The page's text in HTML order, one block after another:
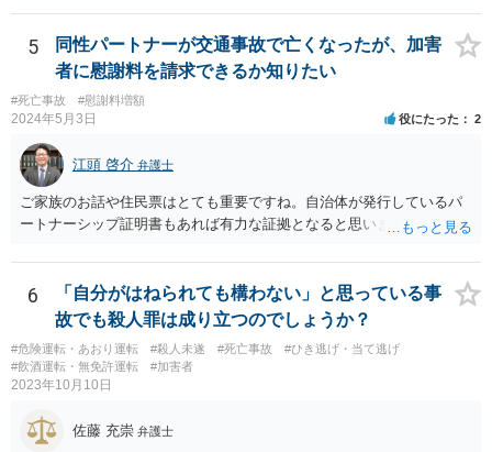
７頁）。つまり、総合判断が必要になります。
との示談交渉、刑事裁判への参加（被害者参加制度）、損害賠償請求
などを代理で行い、被害者や遺族の心理的負担を軽減する役割を担い
ます。 なお、都道府県によっては弁護士会事務局を通して、弁護士会
の被害者支援委員会が窓口となることもあります。 ご依頼の弁護士さ
んと相談された上で、ご参考ください。
5
同性パートナーが交通事故で亡くなったが、加害
者に慰謝料を請求できるか知りたい
#死亡事故 #慰謝料増額
2024年5月3日 役にたった 2
江頭 啓介 弁護士
ご家族のお話や住民票はとても重要ですね。自治体が発行しているパ
ートナーシップ証明書もあれば有力な証拠となると思います。
6
「自分がはねられても構わない」と思っている事
故でも殺人罪は成り立つのでしょうか？
#危険運転・あおり運転 #殺人未遂 #死亡事故
#ひき逃げ・当て逃げ
#飲酒運転・無免許運転
#加害者
2023年10月10日
佐藤 充崇 弁護士